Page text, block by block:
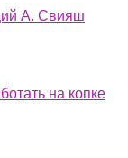
А. Свияш
на копке